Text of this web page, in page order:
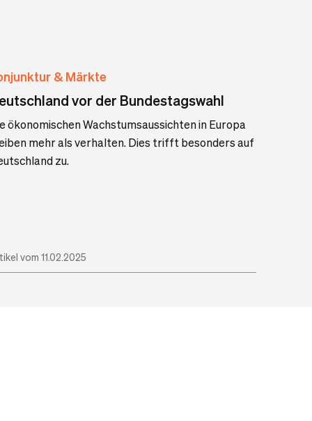
& Märkte
vor der Bundestagswahl
ökonomischen Wachstumsaussichten in Europa
mehr als verhalten. Dies trifft besonders auf
zu.
vom 11.02.2025